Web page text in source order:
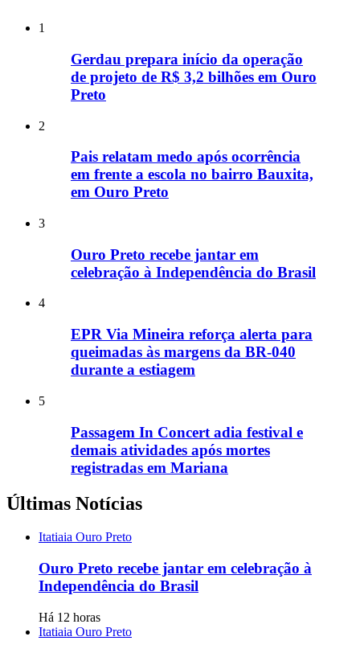
1
Gerdau prepara início da operação
de projeto de R$ 3,2 bilhões em Ouro
Preto
2
Pais relatam medo após ocorrência
em frente a escola no bairro Bauxita,
em Ouro Preto
3
Ouro Preto recebe jantar em
celebração à Independência do Brasil
4
EPR Via Mineira reforça alerta para
queimadas às margens da BR-040
durante a estiagem
5
Passagem In Concert adia festival e
demais atividades após mortes
registradas em Mariana
Últimas Notícias
Itatiaia Ouro Preto
Ouro Preto recebe jantar em celebração à
Independência do Brasil
Há 12 horas
Itatiaia Ouro Preto